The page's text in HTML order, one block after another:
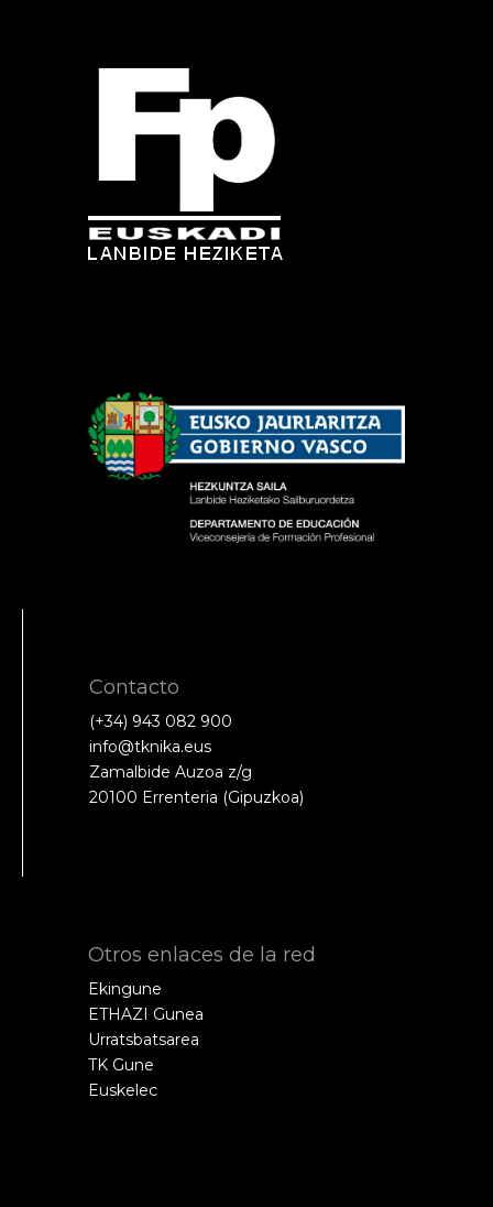
Contacto
(+34) 943 082 900
info@tknika.eus
Zamalbide Auzoa z/g
20100 Errenteria (Gipuzkoa)
Otros enlaces de la red
Ekingune
ETHAZI Gunea
Urratsbatsarea
TK Gune
Euskelec